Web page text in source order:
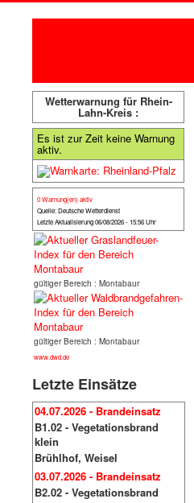
Wetterwarnung für Rhein-
Lahn-Kreis :
Es ist zur Zeit keine Warnung
aktiv.
0 Warnung(en) aktiv
Quelle: Deutsche Wetterdienst
Letzte Aktualisierung 06/08/2026 - 15:56 Uhr
gültiger Bereich : Montabaur
gültiger Bereich : Montabaur
www.dwd.de
Letzte Einsätze
04.07.2026 - Brandeinsatz
B1.02 - Vegetationsbrand
klein
Brühlhof, Weisel
03.07.2026 - Brandeinsatz
B2.02 - Vegetationsbrand